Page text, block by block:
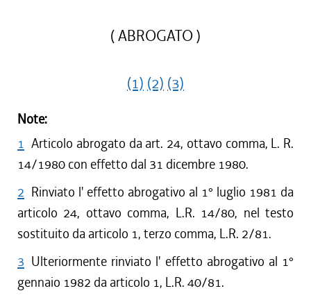
( ABROGATO )
(1) (2) (3)
Note:
1 Articolo abrogato da art. 24, ottavo comma, L. R.
14/1980 con effetto dal 31 dicembre 1980.
2 Rinviato l' effetto abrogativo al 1° luglio 1981 da
articolo 24, ottavo comma, L.R. 14/80, nel testo
sostituito da articolo 1, terzo comma, L.R. 2/81.
3 Ulteriormente rinviato l' effetto abrogativo al 1°
gennaio 1982 da articolo 1, L.R. 40/81.